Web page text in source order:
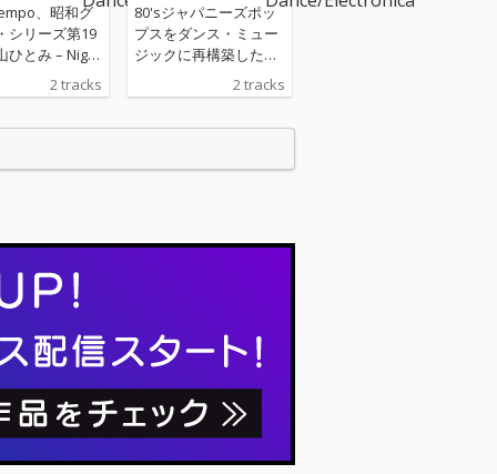
、昭和グ
シリーズ第19
ひとみ – Night
presents ザ・
ーヴ』を配信
2 tracks
80'sジャパニーズポッ
プスをダンス・ミュー
ジックに再構築したネ
ット発の音楽ジャンル
「フューチャー・ファ
する「昭和グルーヴ」
のアッパーナンバー
「Complex Break Ou
t」と1981年のシングル
「Beat Lover」をNight
Tempoが選曲。
2 tracks